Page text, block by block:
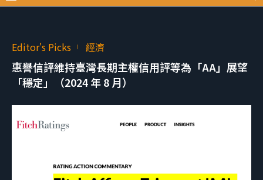
Editor's Picks 經濟
惠譽信評維持臺灣長期主權信用評等為「AA」展望
「穩定」（2024 年 8 月）